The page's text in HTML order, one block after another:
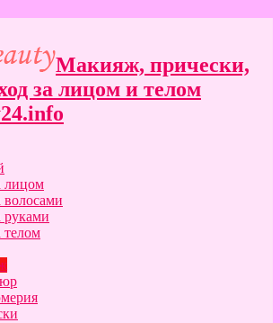
Макияж, прически,
за лицом и телом
лицом
волосами
руками
телом